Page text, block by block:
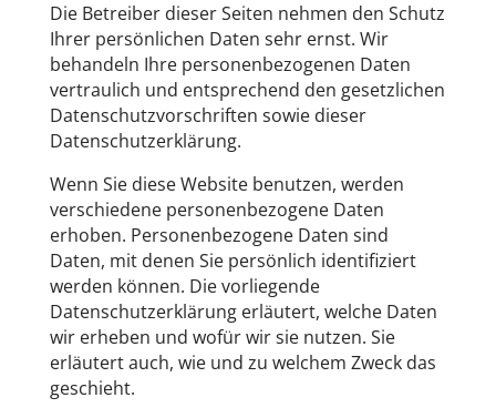
Die Betreiber dieser Seiten nehmen den Schutz
Ihrer persönlichen Daten sehr ernst. Wir
behandeln Ihre personenbezogenen Daten
vertraulich und entsprechend den gesetzlichen
Datenschutzvorschriften sowie dieser
Datenschutzerklärung.
Wenn Sie diese Website benutzen, werden
verschiedene personenbezogene Daten
erhoben. Personenbezogene Daten sind
Daten, mit denen Sie persönlich identifiziert
werden können. Die vorliegende
Datenschutzerklärung erläutert, welche Daten
wir erheben und wofür wir sie nutzen. Sie
erläutert auch, wie und zu welchem Zweck das
geschieht.